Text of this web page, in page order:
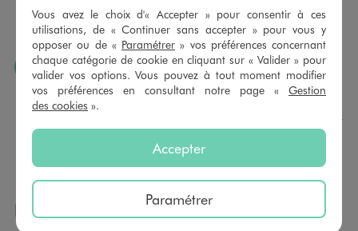
sont à votre disposition sur simple demande. Voir
conditions en magasins.
J’AIME FAIRE PLAISIR
Nous vous proposons des cartes cadeaux GÉMO d’un
montant au choix entre 10€ et 150€. Les cartes cadeau
GÉMO sont valables 1 an, utilisables en plusieurs fois, pour
dans de jolies enveloppes pour toutes les occasions.
NOS AUTRES MAGASINS
Vous avez le choix d'« Accepter » pour consentir à ces
utilisations, de « Continuer sans accepter » pour vous y
opposer ou de « Paramétrer » vos préférences concernant
chaque catégorie de cookie en cliquant sur « Valider » pour
valider vos options. Vous pouvez à tout moment modifier
vos préférences en consultant notre page « Gestion
des cookies ».
Accepter
Paramétrer